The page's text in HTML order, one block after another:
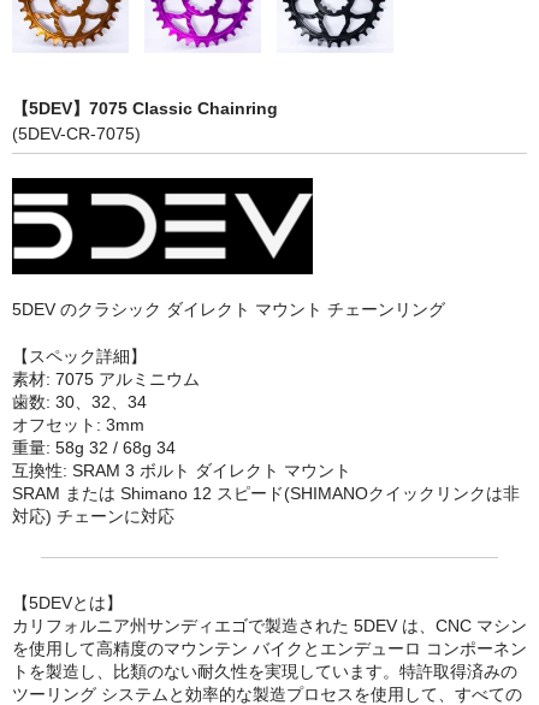
MTBクランク・チェーンリング
MTBシフター
MTBステム
MTBスモールパーツ
MTBチェーンガイド
MTBブレーキ
MTBペダル
Di2
ROADディレーラー
カセットスプロケット
クランク/チェーンリング
【5DEV】7075 Classic Chainring
(5DEV-CR-7075)
5DEV のクラシック ダイレクト マウント チェーンリング
【スペック詳細】
素材: 7075 アルミニウム
歯数: 30、32、34
オフセット: 3mm
重量: 58g 32 / 68g 34
互換性: SRAM 3 ボルト ダイレクト マウント
SRAM または Shimano 12 スピード(SHIMANOクイックリンクは非
対応) チェーンに対応
【5DEVとは】
カリフォルニア州サンディエゴで製造された 5DEV は、CNC マシン
を使用して高精度のマウンテン バイクとエンデューロ コンポーネン
トを製造し、比類のない耐久性を実現しています。特許取得済みの
ツーリング システムと効率的な製造プロセスを使用して、すべての